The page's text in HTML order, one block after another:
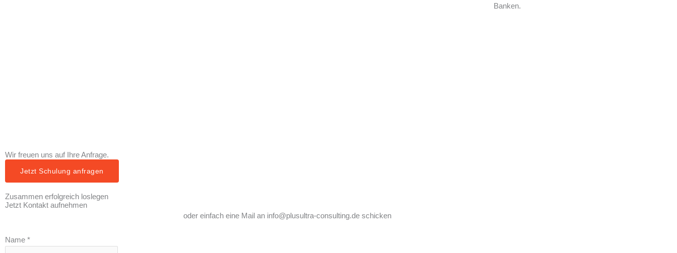
Banken.
Wir freuen uns auf Ihre Anfrage.
Jetzt Schulung anfragen
Zusammen erfolgreich loslegen
Jetzt Kontakt aufnehmen
oder einfach eine Mail an info@plusultra-consulting.de schicken
Name *